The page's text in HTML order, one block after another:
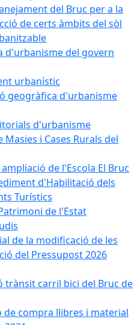
del Bruc per a la
de certs àmbits del sòl
d'urbanisme del govern
urbanístic
geogràfica d'urbanisme
d'urbanisme
Masies i Cases Rurals del
de l'Escola El Bruc
d'Habilitació dels
Turístics
de l'Estat
de la modificació de les
del Pressupost 2026
trànsit carril bici del Bruc de
de compra llibres i material